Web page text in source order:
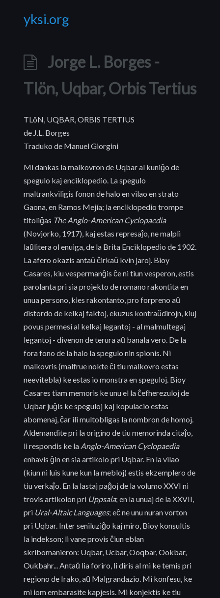
yksi.org
Jorge L. Borges -
Tlön, Uqbar, Orbis Tertius
TLöN, UQBAR, ORBIS TERTIUS
de J.L. Borges
Traduko de Manuel Giorgini
Mi dankas la malkovron de Uqbar al kuniĝo de
spegulo kaj enciklopedio. La spegulo
maltrankviligis fonon de halo en vilao en strato
Gaona, en Ramos Mejía; la enciklopedio trompe
titoliĝas The Anglo-American Cyclopaedia
(Novjorko, 1917), kaj estas represaĵo, ne malpli
laŭlitera ol enuiga, de la Brita Enciklopedio de 1902.
La afero okazis antaŭ ĉirkaŭ kvin jaroj. Bioy
Casares, kiu vespermanĝis ĉe ni tiun vesperon, estis
parolanta pri sia projekto de romano rakontita en
unua persono, kies rakontanto, pro forpreno aŭ
distordo de kelkaj faktoj, ekuzus kontraŭdirojn, kiuj
povus permesi al kelkaj legantoj - al malmultegaj
legantoj - divenon de terura aŭ banala vero. De la
fora fono de la halo la spegulo nin spionis. Ni
malkovris (malfrue nokte ĉi tiu malkovro estas
neevitebla) ke estas io monstra en speguloj. Bioy
Casares tiam memoris ke unu el la ĉefherezuloj de
Uqbar juĝis ke speguloj kaj kopulacio estas
abomenaj, ĉar ili multobligas la nombron de homoj.
Aldemandite pri la origino de tiu memorinda citaĵo,
li respondis ke la Anglo-American Cyclopaedia
enhavis ĝin en sia artikolo pri Uqbar. En la vilao
(kiun ni luis kune kun la mebloj) estis ekzemplero de
tiu verkaĵo. En la lastaj paĝoj de la volumo XXVI ni
trovis artikolon pri Uppsala; en la unuaj de la XXVII,
pri Ural-Altaic Languages; eĉ ne unu nuran vorton
pri Uqbar. Inter seniluziĝo kaj miro, Bioy konsultis
la indekson; li vane provis ĉiun eblan
skribomanieron: Uqbar, Ucbar, Ooqbar, Ookbar,
Oukbahr... Antaŭ lia foriro, li diris al mi ke temis pri
regiono de Irako, aŭ Malgrandazio. Mi konfesu, ke
mi iom embarasite kapjesis. Mi konjektis ke tiu